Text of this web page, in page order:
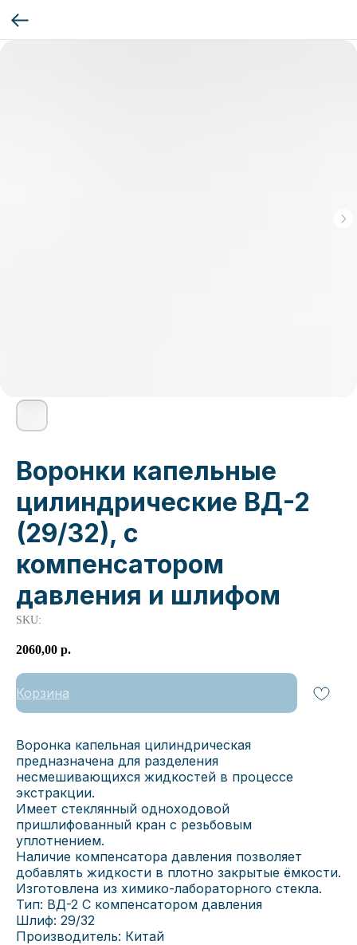
Воронки капельные
цилиндрические ВД-2
(29/32), с
компенсатором
давления и шлифом
SKU:
2060,00 р.
Корзина
Воронка капельная цилиндрическая
предназначена для разделения
несмешивающихся жидкостей в процессе
экстракции.
Имеет стеклянный одноходовой
пришлифованный кран с резьбовым
уплотнением.
Наличие компенсатора давления позволяет
добавлять жидкости в плотно закрытые ёмкости.
Изготовлена из химико-лабораторного стекла.
Тип: ВД-2 С компенсатором давления
Шлиф: 29/32
Производитель: Китай